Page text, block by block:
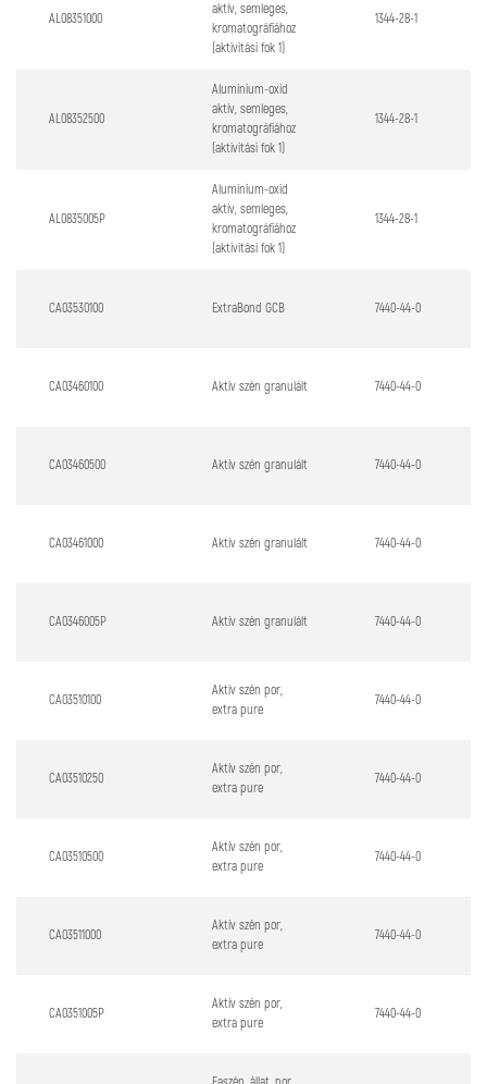
AL08351000
aktív, semleges,
kromatográfiához
(aktivitási fok 1)
1344-28-1
AL08352500
Alumínium-oxid
aktív, semleges,
kromatográfiához
(aktivitási fok 1)
1344-28-1
AL0835005P
Alumínium-oxid
aktív, semleges,
kromatográfiához
(aktivitási fok 1)
1344-28-1
CA03530100 ExtraBond GCB 7440-44-0
CA03460100 Aktív szén granulált 7440-44-0
CA03460500 Aktív szén granulált 7440-44-0
CA03461000 Aktív szén granulált 7440-44-0
CA0346005P Aktív szén granulált 7440-44-0
CA03510100
Aktív szén por,
extra pure
7440-44-0
CA03510250
Aktív szén por,
extra pure
7440-44-0
CA03510500
Aktív szén por,
extra pure
7440-44-0
CA03511000
Aktív szén por,
extra pure
7440-44-0
CA0351005P
Aktív szén por,
extra pure
7440-44-0